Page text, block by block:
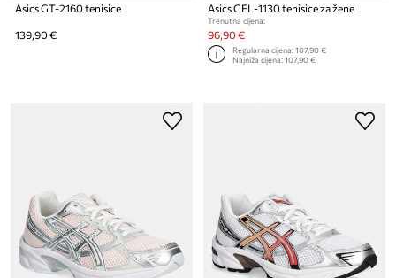
Asics GT-2160 tenisice
139,90 €
Asics GEL-1130 tenisice za žene
Trenutna cijena:
96,90 €
Regularna cijena:107,90 €
Najniža cijena:107,90 €